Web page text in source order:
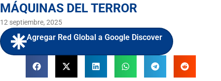
MÁQUINAS DEL TERROR
12 septiembre, 2025
Agregar Red Global a Google Discover